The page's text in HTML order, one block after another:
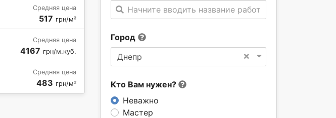
Начните вводить название работы
Город
×
Днепр
Кто Вам нужен?
Неважно
Мастер
Средняя цена
517 грн/м²
Средняя цена
4167 грн/м.куб.
Средняя цена
483 грн/м²